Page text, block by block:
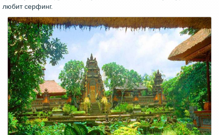
любит серфинг.